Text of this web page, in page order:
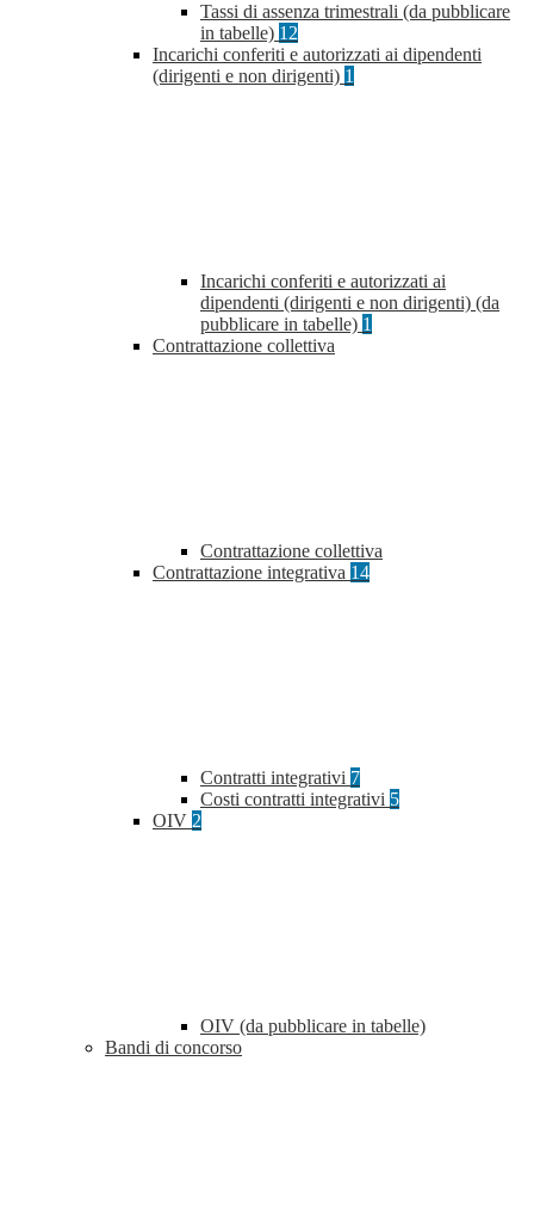
Tassi di assenza trimestrali (da pubblicare
in tabelle) 12
Incarichi conferiti e autorizzati ai dipendenti
(dirigenti e non dirigenti) 1
Incarichi conferiti e autorizzati ai
dipendenti (dirigenti e non dirigenti) (da
pubblicare in tabelle) 1
Contrattazione collettiva
Contrattazione collettiva
Contrattazione integrativa 14
Contratti integrativi 7
Costi contratti integrativi 5
OIV 2
OIV (da pubblicare in tabelle)
Bandi di concorso